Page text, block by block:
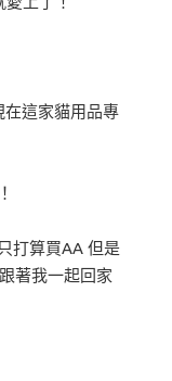
在這家貓用品專
打算買AA 但是
著我一起回家